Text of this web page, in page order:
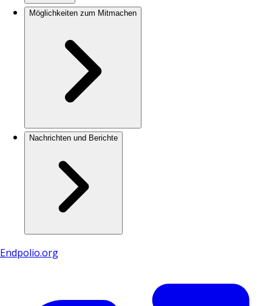
Möglichkeiten zum Mitmachen
Nachrichten und Berichte
Endpolio.org